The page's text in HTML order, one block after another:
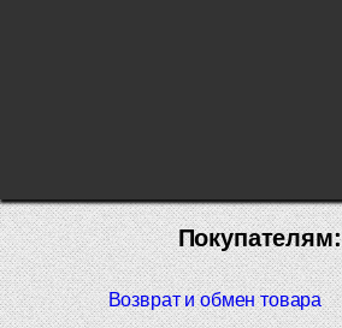
Покупателям:
Возврат и обмен товара